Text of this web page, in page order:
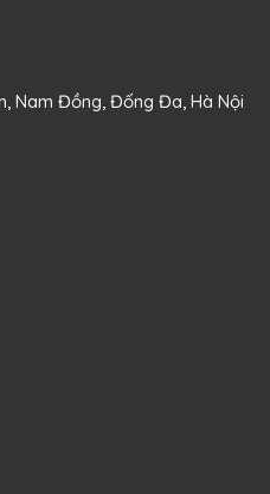
Nam Đồng, Đống Đa, Hà Nội